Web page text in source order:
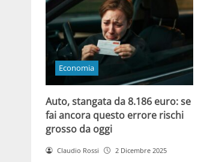
Economia
Auto, stangata da 8.186 euro: se
fai ancora questo errore rischi
grosso da oggi
Claudio Rossi 2 Dicembre 2025